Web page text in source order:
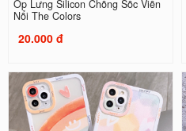
Ốp Lưng Silicon Chống Sốc Viền
Nổi The Colors
20.000 đ